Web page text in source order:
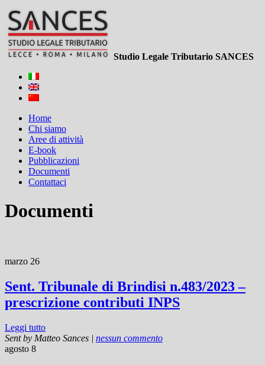
Studio Legale Tributario SANCES
Home
Chi siamo
Aree di attività
E-book
Pubblicazioni
Documenti
Contattaci
Documenti
marzo 26
Sent. Tribunale di Brindisi n.483/2023 –
prescrizione contributi INPS
Leggi tutto
Sent by Matteo Sances | nessun commento
agosto 8